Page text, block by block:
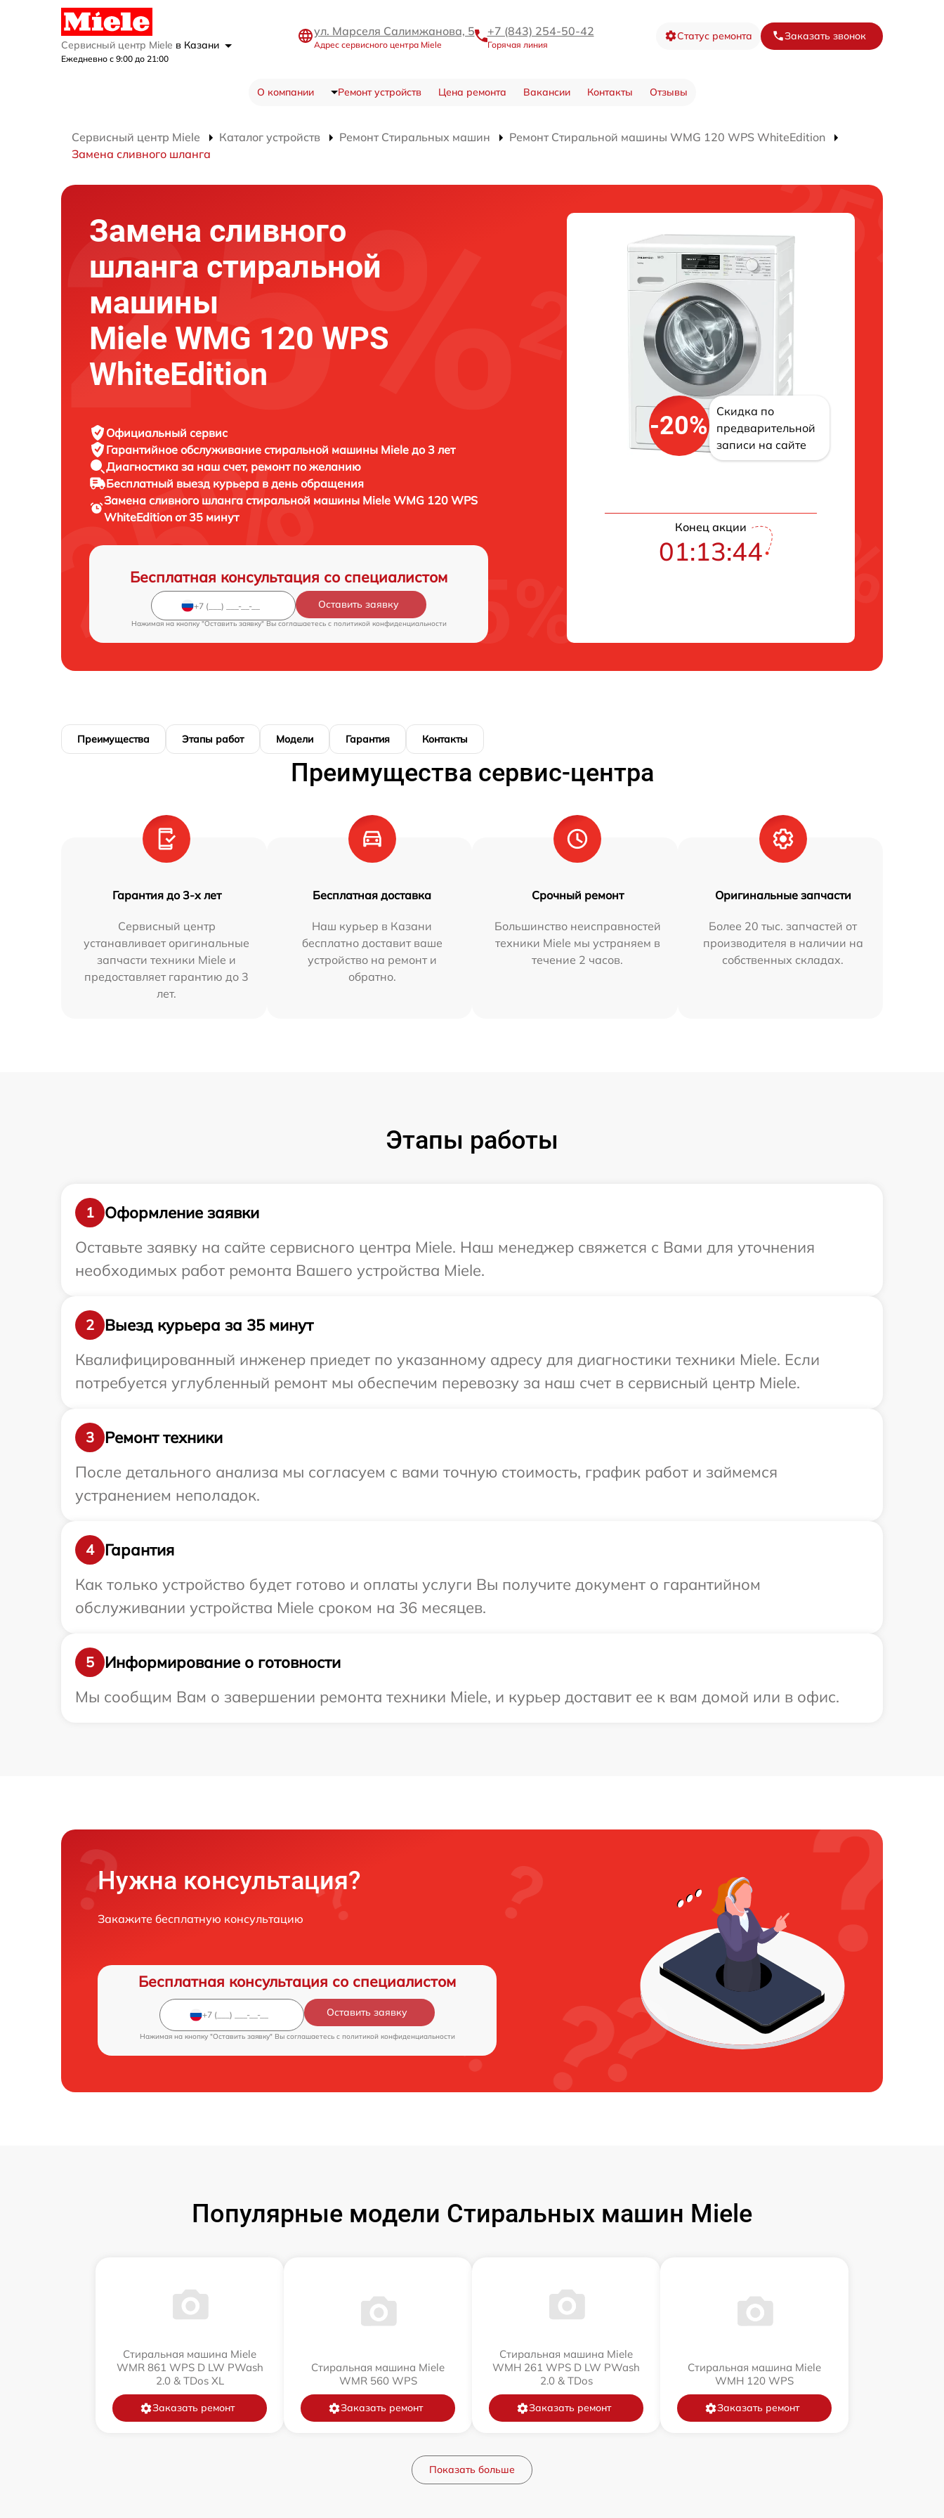
Сервисный центр Miele в Казани
Ежедневно с 9:00 до 21:00
ул. Марселя Салимжанова, 5
Адрес сервисного центра Miele
+7 (843) 254-50-42
Горячая линия
Статус ремонта Заказать звонок
О компании Ремонт устройств Цена ремонта Вакансии Контакты Отзывы
Сервисный центр Miele Каталог устройств Ремонт Стиральных машин
Ремонт Стиральной машины WMG 120 WPS WhiteEdition
Замена сливного шланга
Замена сливного
шланга стиральной
машины
Miele WMG 120 WPS
WhiteEdition
Официальный сервис
Гарантийное обслуживание стиральной машины Miele до 3 лет
Диагностика за наш счет, ремонт по желанию
Бесплатный выезд курьера в день обращения
Замена сливного шланга стиральной машины Miele WMG 120 WPS
WhiteEdition от 35 минут
Бесплатная консультация со специалистом
Оставить заявку
Нажимая на кнопку "Оставить заявку" Вы соглашаетесь c политикой конфиденциальности
-20%
Скидка по
предварительной
записи на сайте
Конец акции
01:13:43
Преимущества Этапы работ Модели Гарантия Контакты
Преимущества сервис-центра
Гарантия до 3-х лет
Сервисный центр
устанавливает оригинальные
запчасти техники Miele и
предоставляет гарантию до 3
лет.
Бесплатная доставка
Наш курьер в Казани
бесплатно доставит ваше
устройство на ремонт и
обратно.
Срочный ремонт
Большинство неисправностей
техники Miele мы устраняем в
течение 2 часов.
Оригинальные запчасти
Более 20 тыс. запчастей от
производителя в наличии на
собственных складах.
Этапы работы
1
Оформление заявки
Оставьте заявку на сайте сервисного центра Miele. Наш менеджер свяжется с Вами для уточнения
необходимых работ ремонта Вашего устройства Miele.
2
Выезд курьера за 35 минут
Квалифицированный инженер приедет по указанному адресу для диагностики техники Miele. Если
потребуется углубленный ремонт мы обеспечим перевозку за наш счет в сервисный центр Miele.
3
Ремонт техники
После детального анализа мы согласуем с вами точную стоимость, график работ и займемся
устранением неполадок.
4
Гарантия
Как только устройство будет готово и оплаты услуги Вы получите документ о гарантийном
обслуживании устройства Miele сроком на 36 месяцев.
5
Информирование о готовности
Мы сообщим Вам о завершении ремонта техники Miele, и курьер доставит ее к вам домой или в офис.
Нужна консультация?
Закажите бесплатную консультацию
Бесплатная консультация со специалистом
Оставить заявку
Нажимая на кнопку "Оставить заявку" Вы соглашаетесь c политикой конфиденциальности
Популярные модели Стиральных машин Miele
Стиральная машина Miele
WMR 861 WPS D LW PWash
2.0 & TDos XL
Заказать ремонт
Стиральная машина Miele
WMR 560 WPS
Заказать ремонт
Стиральная машина Miele
WMH 261 WPS D LW PWash
2.0 & TDos
Заказать ремонт
Стиральная машина Miele
WMH 120 WPS
Заказать ремонт
Показать больше